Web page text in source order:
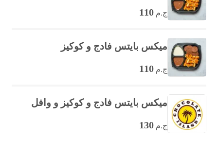
ج.م 110
ميكس بايتس فادج و كوكيز
ج.م 110
ميكس بايتس فادج و كوكيز و وافل
ج.م 130